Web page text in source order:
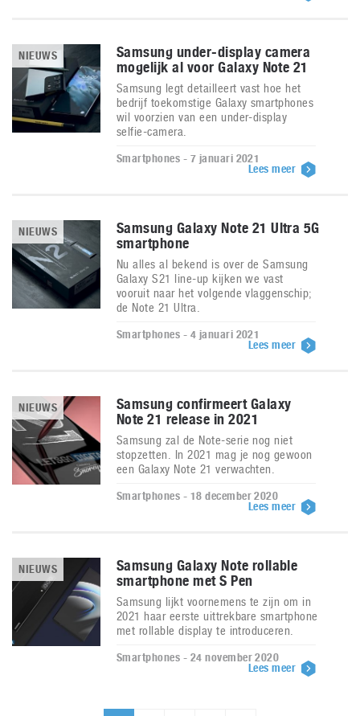
NIEUWS
Samsung under-display camera
mogelijk al voor Galaxy Note 21
Samsung legt detailleert vast hoe het
bedrijf toekomstige Galaxy smartphones
wil voorzien van een under-display
selfie-camera.
Smartphones - 7 januari 2021
Lees meer
NIEUWS
Samsung Galaxy Note 21 Ultra 5G
smartphone
Nu alles al bekend is over de Samsung
Galaxy S21 line-up kijken we vast
vooruit naar het volgende vlaggenschip;
de Note 21 Ultra.
Smartphones - 4 januari 2021
Lees meer
NIEUWS
Samsung confirmeert Galaxy
Note 21 release in 2021
Samsung zal de Note-serie nog niet
stopzetten. In 2021 mag je nog gewoon
een Galaxy Note 21 verwachten.
Smartphones - 18 december 2020
Lees meer
NIEUWS
Samsung Galaxy Note rollable
smartphone met S Pen
Samsung lijkt voornemens te zijn om in
2021 haar eerste uittrekbare smartphone
met rollable display te introduceren.
Smartphones - 24 november 2020
Lees meer